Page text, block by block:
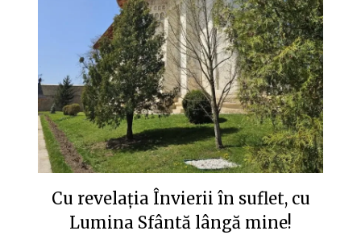
Cu revelația Învierii în suflet, cu
Lumina Sfântă lângă mine!